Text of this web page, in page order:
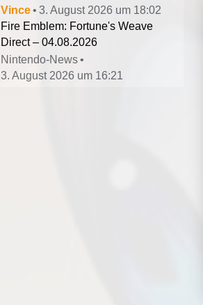
Vince
3. August 2026 um 18:02
Fire Emblem: Fortune's Weave
Direct – 04.08.2026
Nintendo-News
3. August 2026 um 16:21